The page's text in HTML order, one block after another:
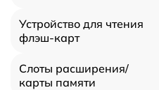
Устройство для чтения
флэш-карт
Слоты расширения/
карты памяти